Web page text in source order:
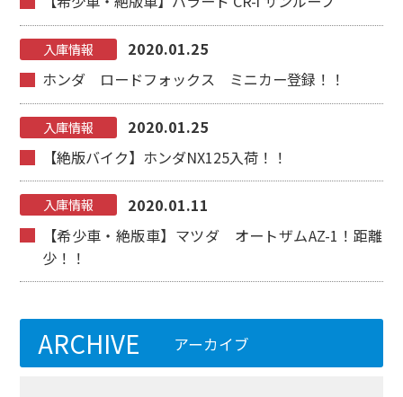
入庫情報
2020.01.25
ホンダ ロードフォックス ミニカー登録！！
入庫情報
2020.01.25
【絶版バイク】ホンダNX125入荷！！
入庫情報
2020.01.11
【希少車・絶版車】マツダ オートザムAZ-1！距離
少！！
ARCHIVE アーカイブ